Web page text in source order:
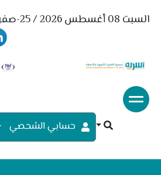
السبت 08 أغسطس 2026 / 25-صفر-1448
حسابي الشحصي